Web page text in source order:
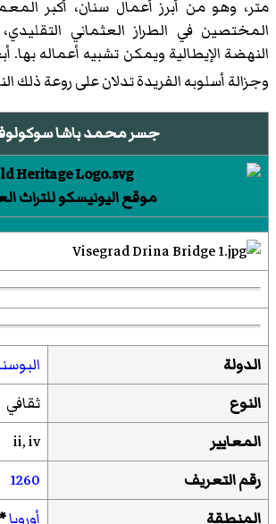
متر، وهو من أبرز أعمال سنان، أكبر
المختصين في الطراز العثماني
النهضة الإيطالية ويمكن تشبيه أعماله بها.
وجزالة أسلوبه الفريدة تدلان على روعة ذلك
جسر محمد باشا
موقع اليونيسكو للتراث
الدولة
النوع
ثقافي
المعايير
ii, iv
رقم التعريف
1260
المنطقة
أوروبا